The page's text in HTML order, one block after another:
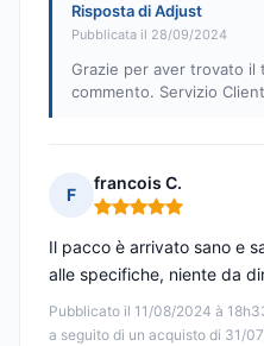
Risposta di Adjust
Pubblicata il 28/09/2024
Grazie per aver trovato
commento. Servizio
F
francois C.
Nota: 5 su 5
Pubblicato il 11/08/2024 à
a seguito di un acquisto di 31/
Il pacco è arrivato sano e
alle specifiche, niente da